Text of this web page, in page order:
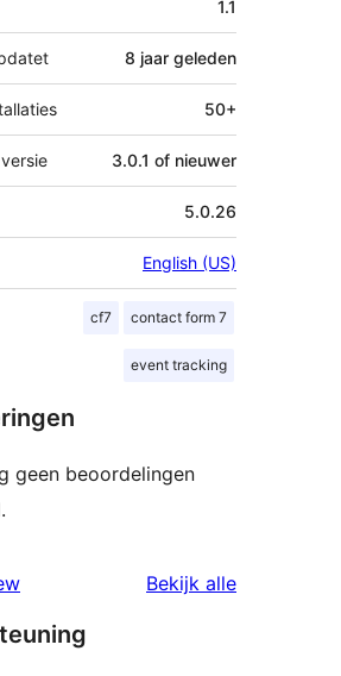
1.1
8 jaar geleden
50+
3.0.1 of nieuwer
5.0.26
English (US)
cf7 contact form 7
event tracking
geen beoordelingen
Bekijk alle